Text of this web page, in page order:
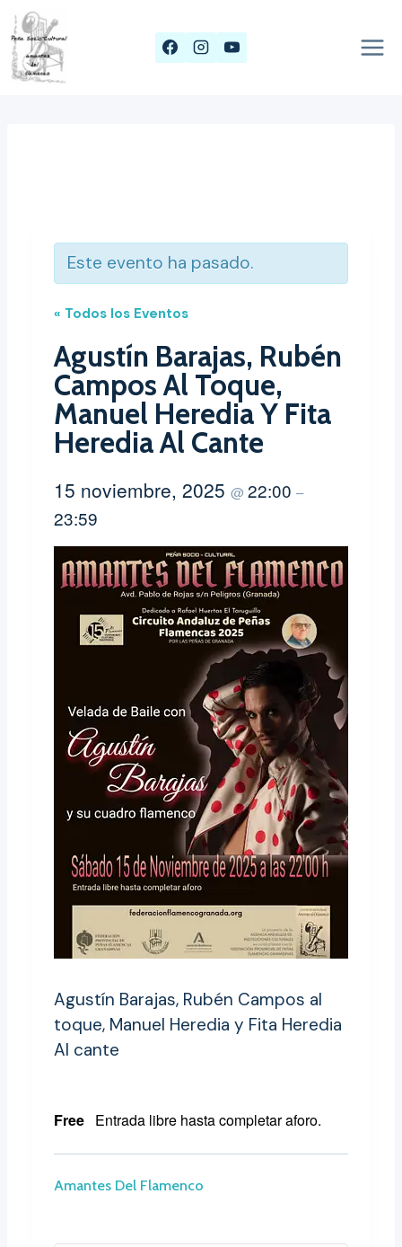
Saltar
al
contenido
Este evento ha pasado.
« Todos los Eventos
Agustín Barajas, Rubén
Campos Al Toque,
Manuel Heredia Y Fita
Heredia Al Cante
15 noviembre, 2025 @22:00 –
23:59
Agustín Barajas, Rubén Campos al
toque, Manuel Heredia y Fita Heredia
Al cante
Free Entrada libre hasta completar aforo.
Amantes Del Flamenco